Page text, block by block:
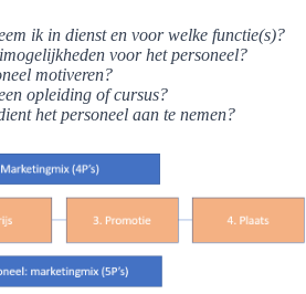
ik in dienst en voor welke functie(s)?
voor het personeel?
motiveren?
opleiding of cursus?
het personeel aan te nemen?